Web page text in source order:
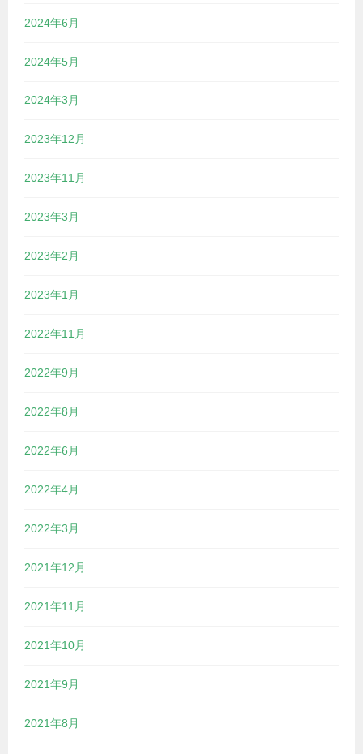
2024年6月
2024年5月
2024年3月
2023年12月
2023年11月
2023年3月
2023年2月
2023年1月
2022年11月
2022年9月
2022年8月
2022年6月
2022年4月
2022年3月
2021年12月
2021年11月
2021年10月
2021年9月
2021年8月